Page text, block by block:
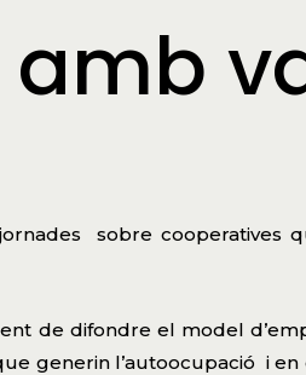
sobre cooperatives
de difondre el model
generin l’autoocupació i en